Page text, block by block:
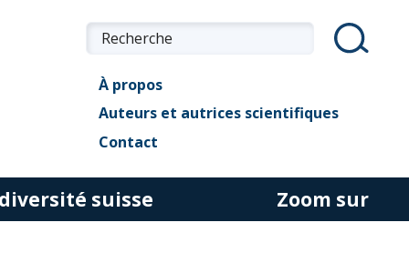
À propos
Auteurs et autrices scientifiques
Contact
suisse Zoom sur